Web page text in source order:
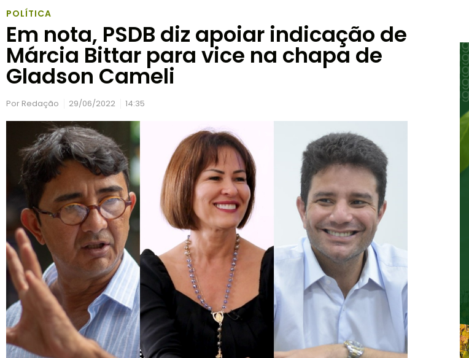
POLÍTICA
Em nota, PSDB diz apoiar indicação de
Márcia Bittar para vice na chapa de
Gladson Cameli
Por Redação 29/06/2022 14:35